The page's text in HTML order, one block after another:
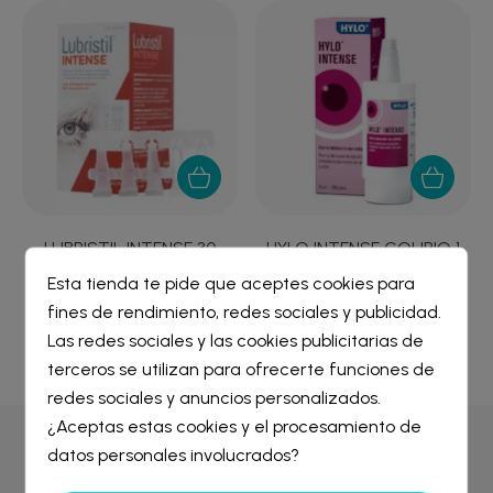
LUBRISTIL INTENSE 30
14,80 €
HYLO INTENSE COLIRIO 1
18,48 €
Por qué comprar enFarmacia Liceo
Crear lista de deseos
Nombre de la lista de deseos
Iniciar sesión
Debe iniciar sesión para guardar productos en su lista de
deseos.
Esta tienda te pide que aceptes cookies para
fines de rendimiento, redes sociales y publicidad.
Las redes sociales y las cookies publicitarias de
terceros se utilizan para ofrecerte funciones de
redes sociales y anuncios personalizados.
¿Aceptas estas cookies y el procesamiento de
datos personales involucrados?